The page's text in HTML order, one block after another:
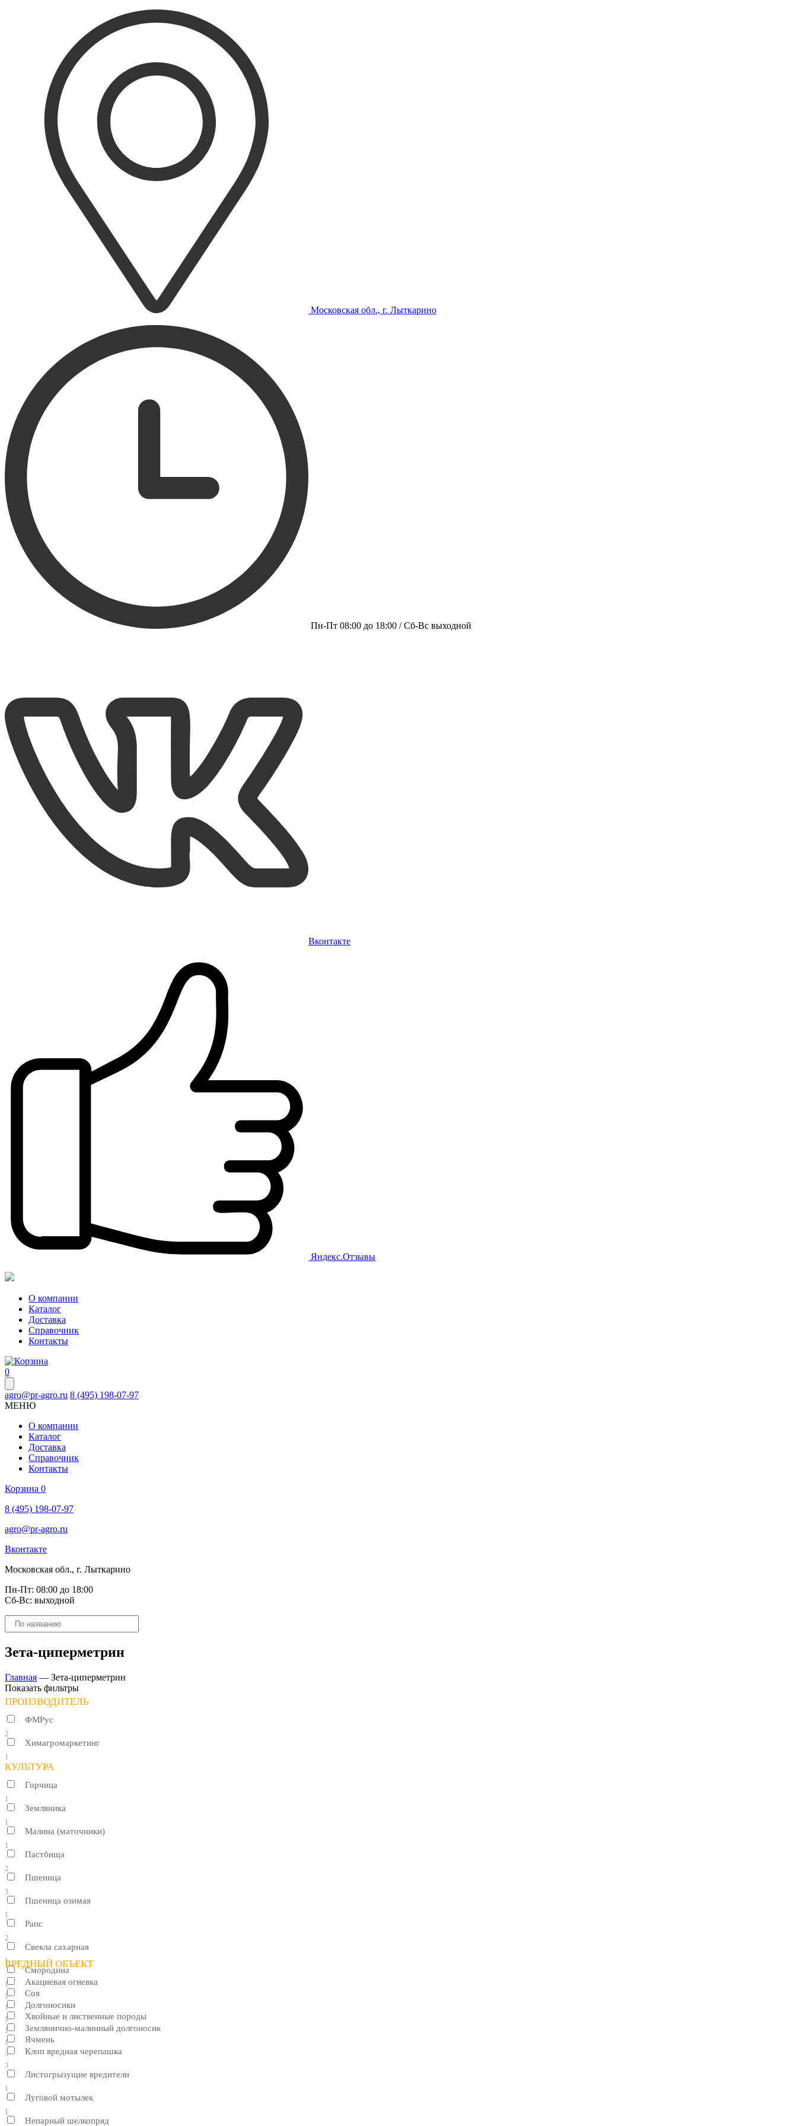
Московская обл., г. Лыткарино
Пн-Пт 08:00 до 18:00 / Сб-Вс выходной
Вконтакте
Яндекс.Отзывы
О компании
Каталог
Доставка
Справочник
Контакты
0
agro@pr-agro.ru 8 (495) 198-07-97
МЕНЮ
О компании
Каталог
Доставка
Справочник
Контакты
Корзина 0
8 (495) 198-07-97
agro@pr-agro.ru
Вконтакте
Московская обл., г. Лыткарино
Пн-Пт: 08:00 до 18:00
Сб-Вс: выходной
Поиск
товаров
Зета-циперметрин
Главная — Зета-циперметрин
Показать фильтры
ПРОИЗВОДИТЕЛЬ
ФМРус
2
Химагромаркетинг
1
КУЛЬТУРА
Горчица
1
Земляника
1
Малина (маточники)
1
Пастбища
2
Пшеница
3
Пшеница озимая
1
Рапс
2
Свекла сахарная
1
Смородина
1
Соя
1
Хвойные и лиственные породы
1
Ячмень
3
ВРЕДНЫЙ ОБЪЕКТ
Акациевая огневка
1
Долгоносики
1
Землянично-малинный долгоносик
1
Клоп вредная черепашка
3
Листогрызущие вредители
1
Луговой мотылек
1
Непарный шелкопряд